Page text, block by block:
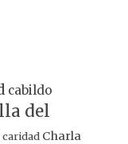
cabildo
del
caridad Charla